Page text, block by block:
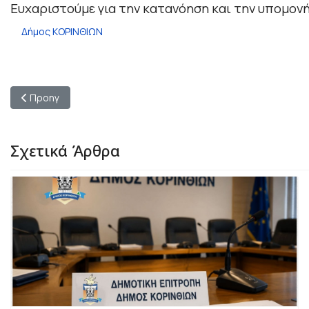
Ευχαριστούμε για την κατανόηση και την
Δήμος ΚΟΡΙΝΘΙΩΝ
Προηγούμενο άρθρο: Ο Πολιτιστικός Σύλλογος Γυναικών
Προηγ
Σχετικά Άρθρα